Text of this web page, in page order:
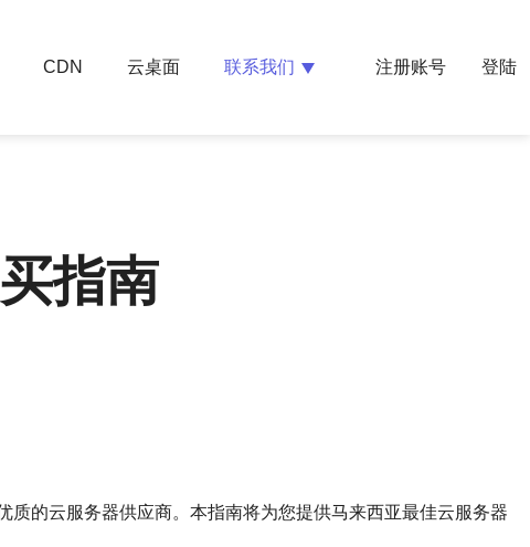
CDN 云桌面 联系我们 注册账号 登陆
指南
的云服务器供应商。本指南将为您提供马来西亚最佳云服务器